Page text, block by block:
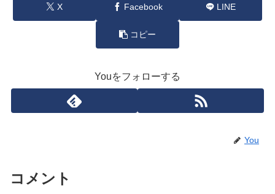
X Facebook LINE
コピー
Youをフォローする
You
コメント